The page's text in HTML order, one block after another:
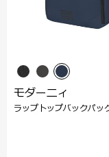
モダーニィ
ラップトップバックパッ